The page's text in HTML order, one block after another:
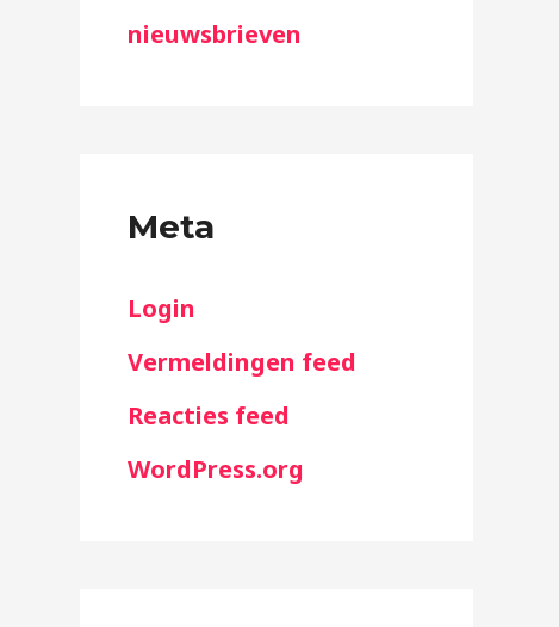
nieuwsbrieven
Meta
Login
Vermeldingen feed
Reacties feed
WordPress.org